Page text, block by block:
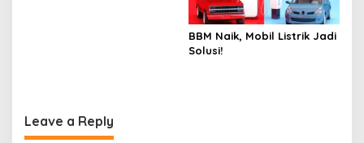
BBM Naik, Mobil Listrik Jadi
Solusi!
Leave a Reply